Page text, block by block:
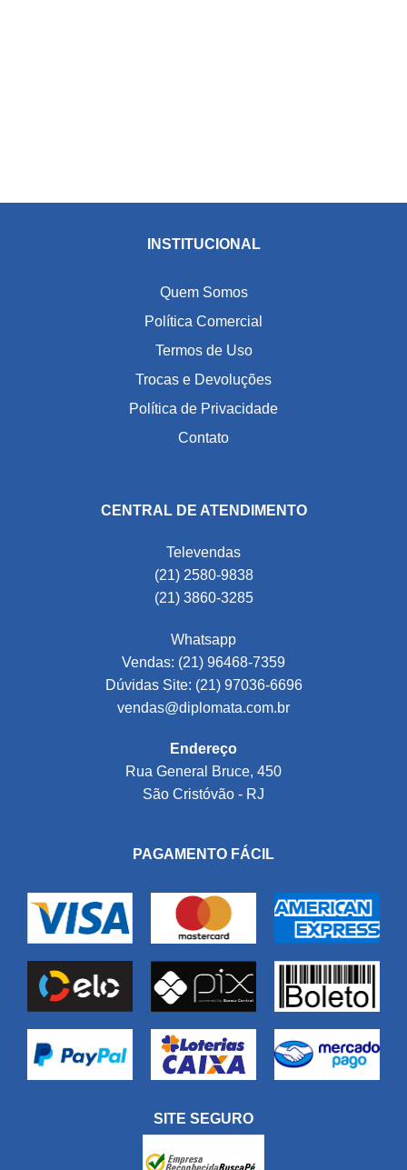
INSTITUCIONAL
Quem Somos
Política Comercial
Termos de Uso
Trocas e Devoluções
Política de Privacidade
Contato
CENTRAL DE ATENDIMENTO
Televendas
(21) 2580-9838
(21) 3860-3285
Whatsapp
Vendas: (21) 96468-7359
Dúvidas Site: (21) 97036-6696
vendas@diplomata.com.br
Endereço
Rua General Bruce, 450
São Cristóvão - RJ
PAGAMENTO FÁCIL
SITE SEGURO